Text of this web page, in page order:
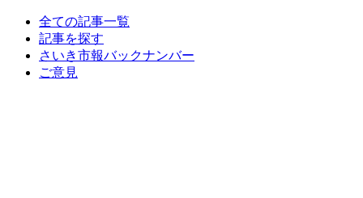
全ての記事一覧
記事を探す
さいき市報バックナンバー
ご意見